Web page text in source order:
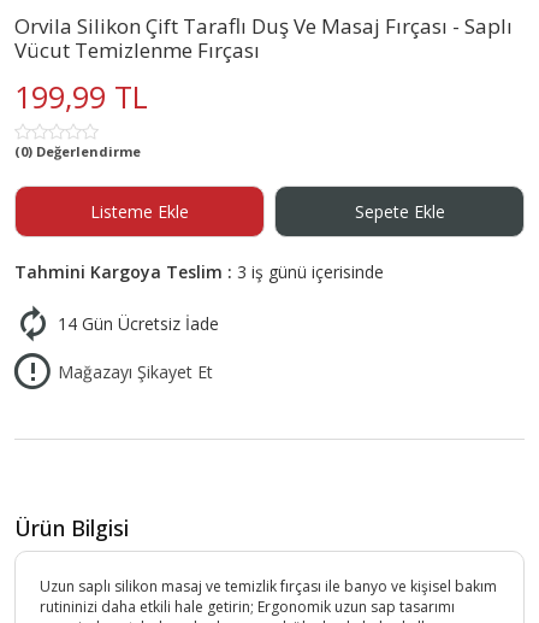
Orvila Silikon Çift Taraflı Duş Ve Masaj Fırçası - Saplı
Vücut Temizlenme Fırçası
199,99 TL
(0) Değerlendirme
Listeme Ekle Sepete Ekle
Tahmini Kargoya Teslim : 3 iş günü içerisinde
14 Gün Ücretsiz İade
Mağazayı Şikayet Et
Ürün Bilgisi
Uzun saplı silikon masaj ve temizlik fırçası ile banyo ve kişisel bakım
rutininizi daha etkili hale getirin; Ergonomik uzun sap tasarımı